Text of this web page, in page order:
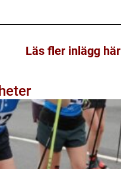
Läs fler inlägg här